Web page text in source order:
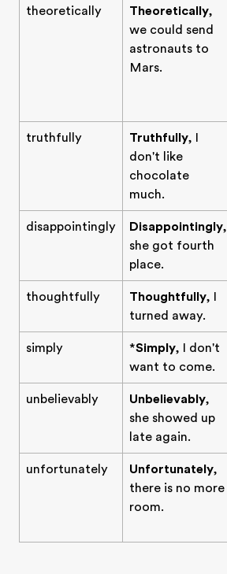
theoretically Theoretically,
we could send
astronauts to
Mars.
truthfully Truthfully, I
don't like
chocolate
much.
disappointingly Disappointingly,
she got fourth
place.
thoughtfully Thoughtfully, I
turned away.
simply *Simply, I don't
want to come.
unbelievably Unbelievably,
she showed up
late again.
unfortunately Unfortunately,
there is no more
room.